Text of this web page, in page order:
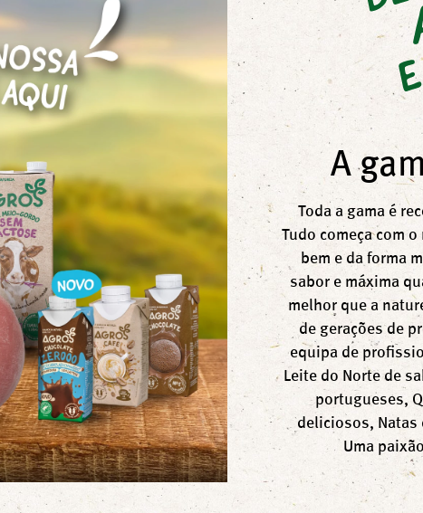
A
Toda a gama é
Tudo começa com
bem e da forma
sabor e máxima
melhor que a
de gerações de
equipa de
Leite do Norte de
portugueses,
deliciosos, Natas
Uma